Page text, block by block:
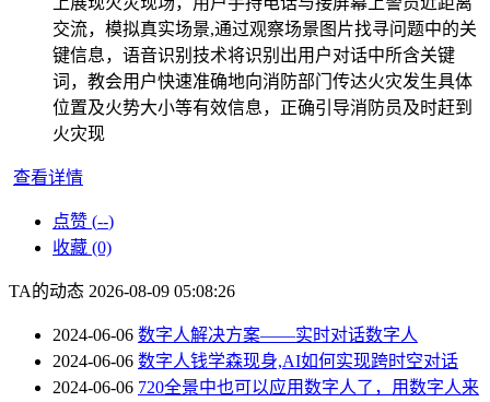
交流，模拟真实场景,通过观察场景图片找寻问题中的关
键信息，语音识别技术将识别出用户对话中所含关键
词，教会用户快速准确地向消防部门传达火灾发生具体
位置及火势大小等有效信息，正确引导消防员及时赶到
火灾现
查看详情
点赞 (--)
收藏 (0)
TA的动态 2026-08-09 05:08:26
2024-06-06 数字人解决方案——实时对话数字人
2024-06-06 数字人钱学森现身,AI如何实现跨时空对话
2024-06-06 720全景中也可以应用数字人了，用数字人来